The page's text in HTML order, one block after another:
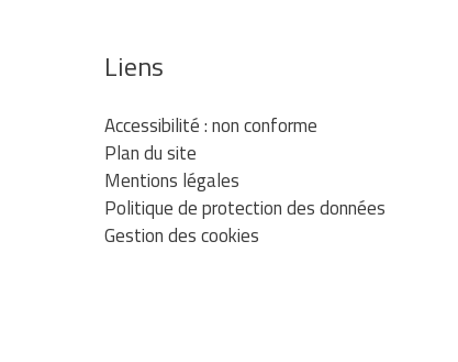
Liens
Accessibilité : non conforme
Plan du site
Mentions légales
Politique de protection des données
Gestion des cookies